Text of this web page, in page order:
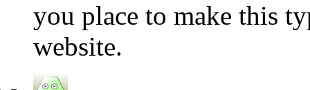
you place to make this
website.